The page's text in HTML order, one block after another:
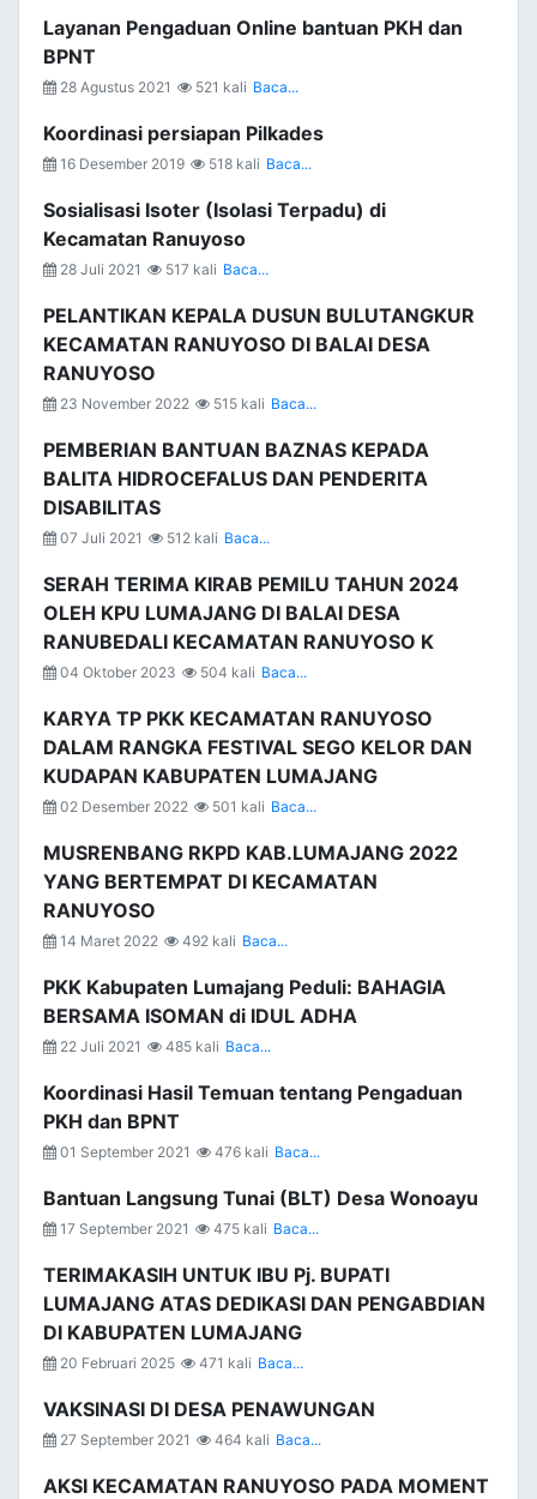
Layanan Pengaduan Online bantuan PKH dan
BPNT
28 Agustus 2021 521 kali Baca...
Koordinasi persiapan Pilkades
16 Desember 2019 518 kali Baca...
Sosialisasi Isoter (Isolasi Terpadu) di
Kecamatan Ranuyoso
28 Juli 2021 517 kali Baca...
PELANTIKAN KEPALA DUSUN BULUTANGKUR
KECAMATAN RANUYOSO DI BALAI DESA
RANUYOSO
23 November 2022 515 kali Baca...
PEMBERIAN BANTUAN BAZNAS KEPADA
BALITA HIDROCEFALUS DAN PENDERITA
DISABILITAS
07 Juli 2021 512 kali Baca...
SERAH TERIMA KIRAB PEMILU TAHUN 2024
OLEH KPU LUMAJANG DI BALAI DESA
RANUBEDALI KECAMATAN RANUYOSO K
04 Oktober 2023 504 kali Baca...
KARYA TP PKK KECAMATAN RANUYOSO
DALAM RANGKA FESTIVAL SEGO KELOR DAN
KUDAPAN KABUPATEN LUMAJANG
02 Desember 2022 501 kali Baca...
MUSRENBANG RKPD KAB.LUMAJANG 2022
YANG BERTEMPAT DI KECAMATAN
RANUYOSO
14 Maret 2022 492 kali Baca...
PKK Kabupaten Lumajang Peduli: BAHAGIA
BERSAMA ISOMAN di IDUL ADHA
22 Juli 2021 485 kali Baca...
Koordinasi Hasil Temuan tentang Pengaduan
PKH dan BPNT
01 September 2021 476 kali Baca...
Bantuan Langsung Tunai (BLT) Desa Wonoayu
17 September 2021 475 kali Baca...
TERIMAKASIH UNTUK IBU Pj. BUPATI
LUMAJANG ATAS DEDIKASI DAN PENGABDIAN
DI KABUPATEN LUMAJANG
20 Februari 2025 471 kali Baca...
VAKSINASI DI DESA PENAWUNGAN
27 September 2021 464 kali Baca...
AKSI KECAMATAN RANUYOSO PADA MOMENT